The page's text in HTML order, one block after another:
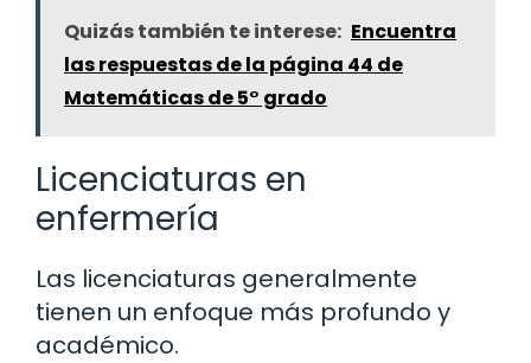
Quizás también te interese: Encuentra
las respuestas de la página 44 de
Matemáticas de 5° grado
Licenciaturas en
enfermería
Las licenciaturas generalmente
tienen un enfoque más profundo y
académico.